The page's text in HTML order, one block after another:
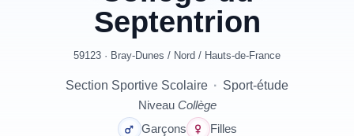
Septentrion
59123 · Bray-Dunes / Nord / Hauts-de-France
Section Sportive Scolaire · Sport-étude
Niveau Collège
Garçons
Filles